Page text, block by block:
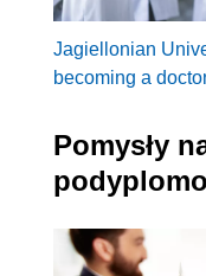
Jagiellonian
becoming a
Pomysły